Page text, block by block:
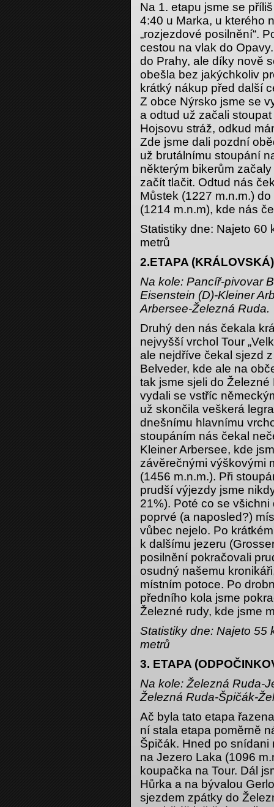
Na 1. etapu jsme se
4:40 u Marka, u kterého
„rozjezdové posilnění“.
cestou na vlak do
do Prahy, ale díky nově
obešla bez jakýchkoliv
krátký nákup před další
Z obce Nýrsko jsme se
a odtud už začali
Hojsovu stráž, odkud
Zde jsme dali pozdní
už brutálnímu stoupání
některým bikerům
začít tlačit. Odtud nás
Můstek (1227 m.n.m.)
(1214 m.n.m), kde nás
Statistiky dne: Najeto
metrů
2.ETAPA
Na kole: Pancíř-pivovar
Eisenstein (D)-Kleiner
Arbersee-Železná Ruda.
Druhý den nás čekala
nejvyšší vrchol Tour
ale nejdříve čekal sjezd
Belveder, kde ale na
tak jsme sjeli do
vydali se vstříc
už skončila veškerá
dnešnímu hlavnímu
stoupáním nás čekal
Kleiner Arbersee, kde
závěrečnými výškovými
(1456 m.n.m.). Při
prudší výjezdy jsme
21%). Poté co se
poprvé (a naposled?)
vůbec nejelo. Po
k dalšímu jezeru
posilnění pokračovali
osudný našemu
místním potoce. Po
předního kola jsme
Železné rudy, kde jsme
Statistiky dne: Najeto 55
metrů
3. ETAPA
Na kole: Železná Ruda-
Železná Ruda-Špičák-
Ač byla tato etapa
ní stala etapa poměrně
Špičák. Hned po
na Jezero Laka (1096
koupačka na Tour. Dál
Hůrka a na bývalou
sjezdem zpátky do